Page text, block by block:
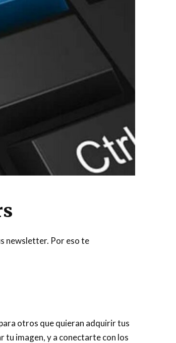
newsletter. Por eso te
otros que quieran adquirir tus
tu imagen, y a conectarte con los